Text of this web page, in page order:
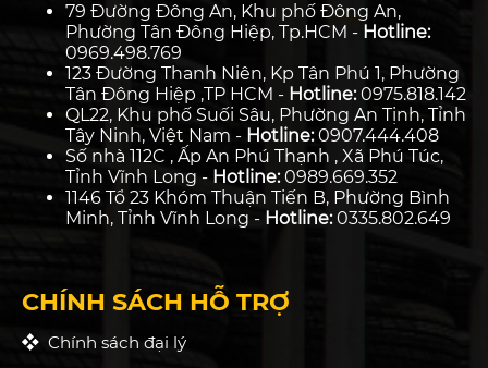
79 Đường Đông An, Khu phố Đông An,
Phường Tân Đông Hiệp, Tp.HCM - Hotline:
0969.498.769
123 Đường Thanh Niên, Kp Tân Phú 1, Phường
Tân Đông Hiệp ,TP HCM - Hotline:0975.818.142
QL22, Khu phố Suối Sâu, Phường An Tịnh, Tỉnh
Tây Ninh, Việt Nam - Hotline:0907.444.408
Số nhà 112C , Ấp An Phú Thạnh , Xã Phú Túc,
Tỉnh Vĩnh Long - Hotline:0989.669.352
1146 Tổ 23 Khóm Thuận Tiến B, Phường Bình
Minh, Tỉnh Vĩnh Long - Hotline:0335.802.649
CHÍNH SÁCH HỖ TRỢ
Chính sách đại lý